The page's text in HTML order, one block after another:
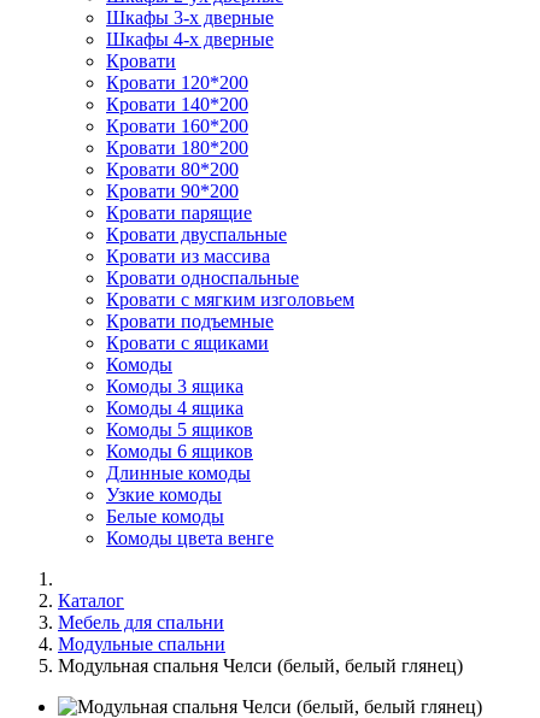
Шкафы 3-х дверные
Шкафы 4-х дверные
Кровати
Кровати 120*200
Кровати 140*200
Кровати 160*200
Кровати 180*200
Кровати 80*200
Кровати 90*200
Кровати парящие
Кровати двуспальные
Кровати из массива
Кровати односпальные
Кровати с мягким изголовьем
Кровати подъемные
Кровати с ящиками
Комоды
Комоды 3 ящика
Комоды 4 ящика
Комоды 5 ящиков
Комоды 6 ящиков
Длинные комоды
Узкие комоды
Белые комоды
Комоды цвета венге
Каталог
Мебель для спальни
Модульные спальни
Модульная спальня Челси (белый, белый глянец)